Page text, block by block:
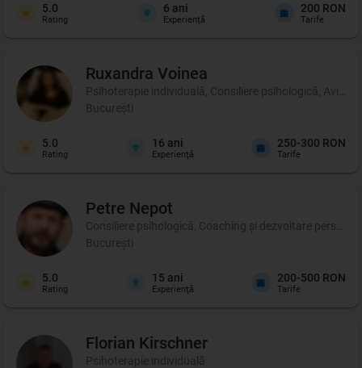
5.0
Rating
6 ani
Experienţă
200 RON
Tarife
Ruxandra Voinea
Psihoterapie individuală, Consiliere psihologică, Aviz
București
5.0
Rating
16 ani
Experienţă
250-300 RON
Tarife
Petre Nepot
Consiliere psihologică, Coaching şi dezvoltare
București
5.0
Rating
15 ani
Experienţă
200-500 RON
Tarife
Florian Kirschner
Psihoterapie individuală